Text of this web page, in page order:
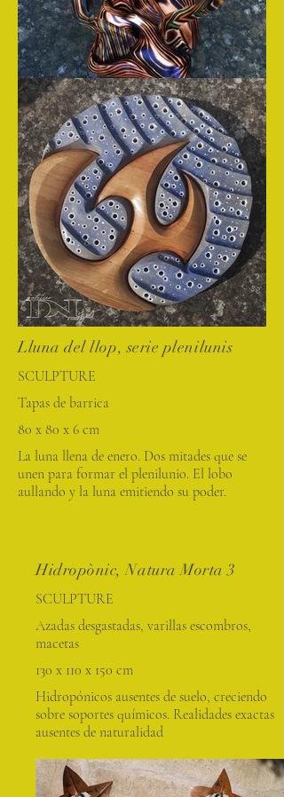
Lluna del llop, serie plenilunis
SCULPTURE
Tapas de barrica
80 x 80 x 6 cm
La luna llena de enero. Dos mitades que se
unen para formar el plenilunio. El lobo
aullando y la luna emitiendo su poder.
Hidropònic, Natura Morta 3
SCULPTURE
Azadas desgastadas, varillas escombros,
macetas
130 x 110 x 150 cm
Hidropónicos ausentes de suelo, creciendo
sobre soportes químicos. Realidades exactas
ausentes de naturalidad